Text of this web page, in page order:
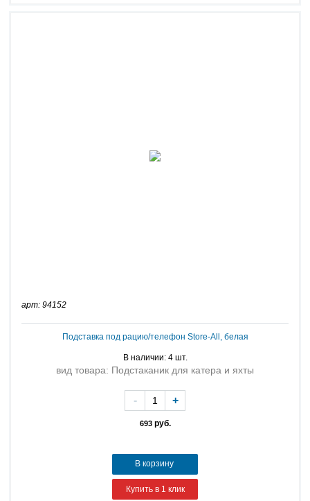
арт: 94152
Подставка под рацию/телефон Store-All, белая
В наличии: 4 шт.
вид товара: Подстаканик для катера и яхты
693руб.
- +
В корзину
Купить в 1 клик